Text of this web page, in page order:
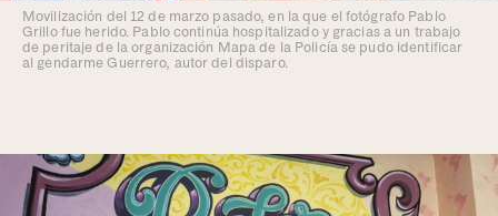
Movilización del 12 de marzo pasado, en la que el fotógrafo Pablo
Grillo fue herido. Pablo continúa hospitalizado y gracias a un trabajo
de peritaje de la organización Mapa de la Policía se pudo identificar
al gendarme Guerrero, autor del disparo.